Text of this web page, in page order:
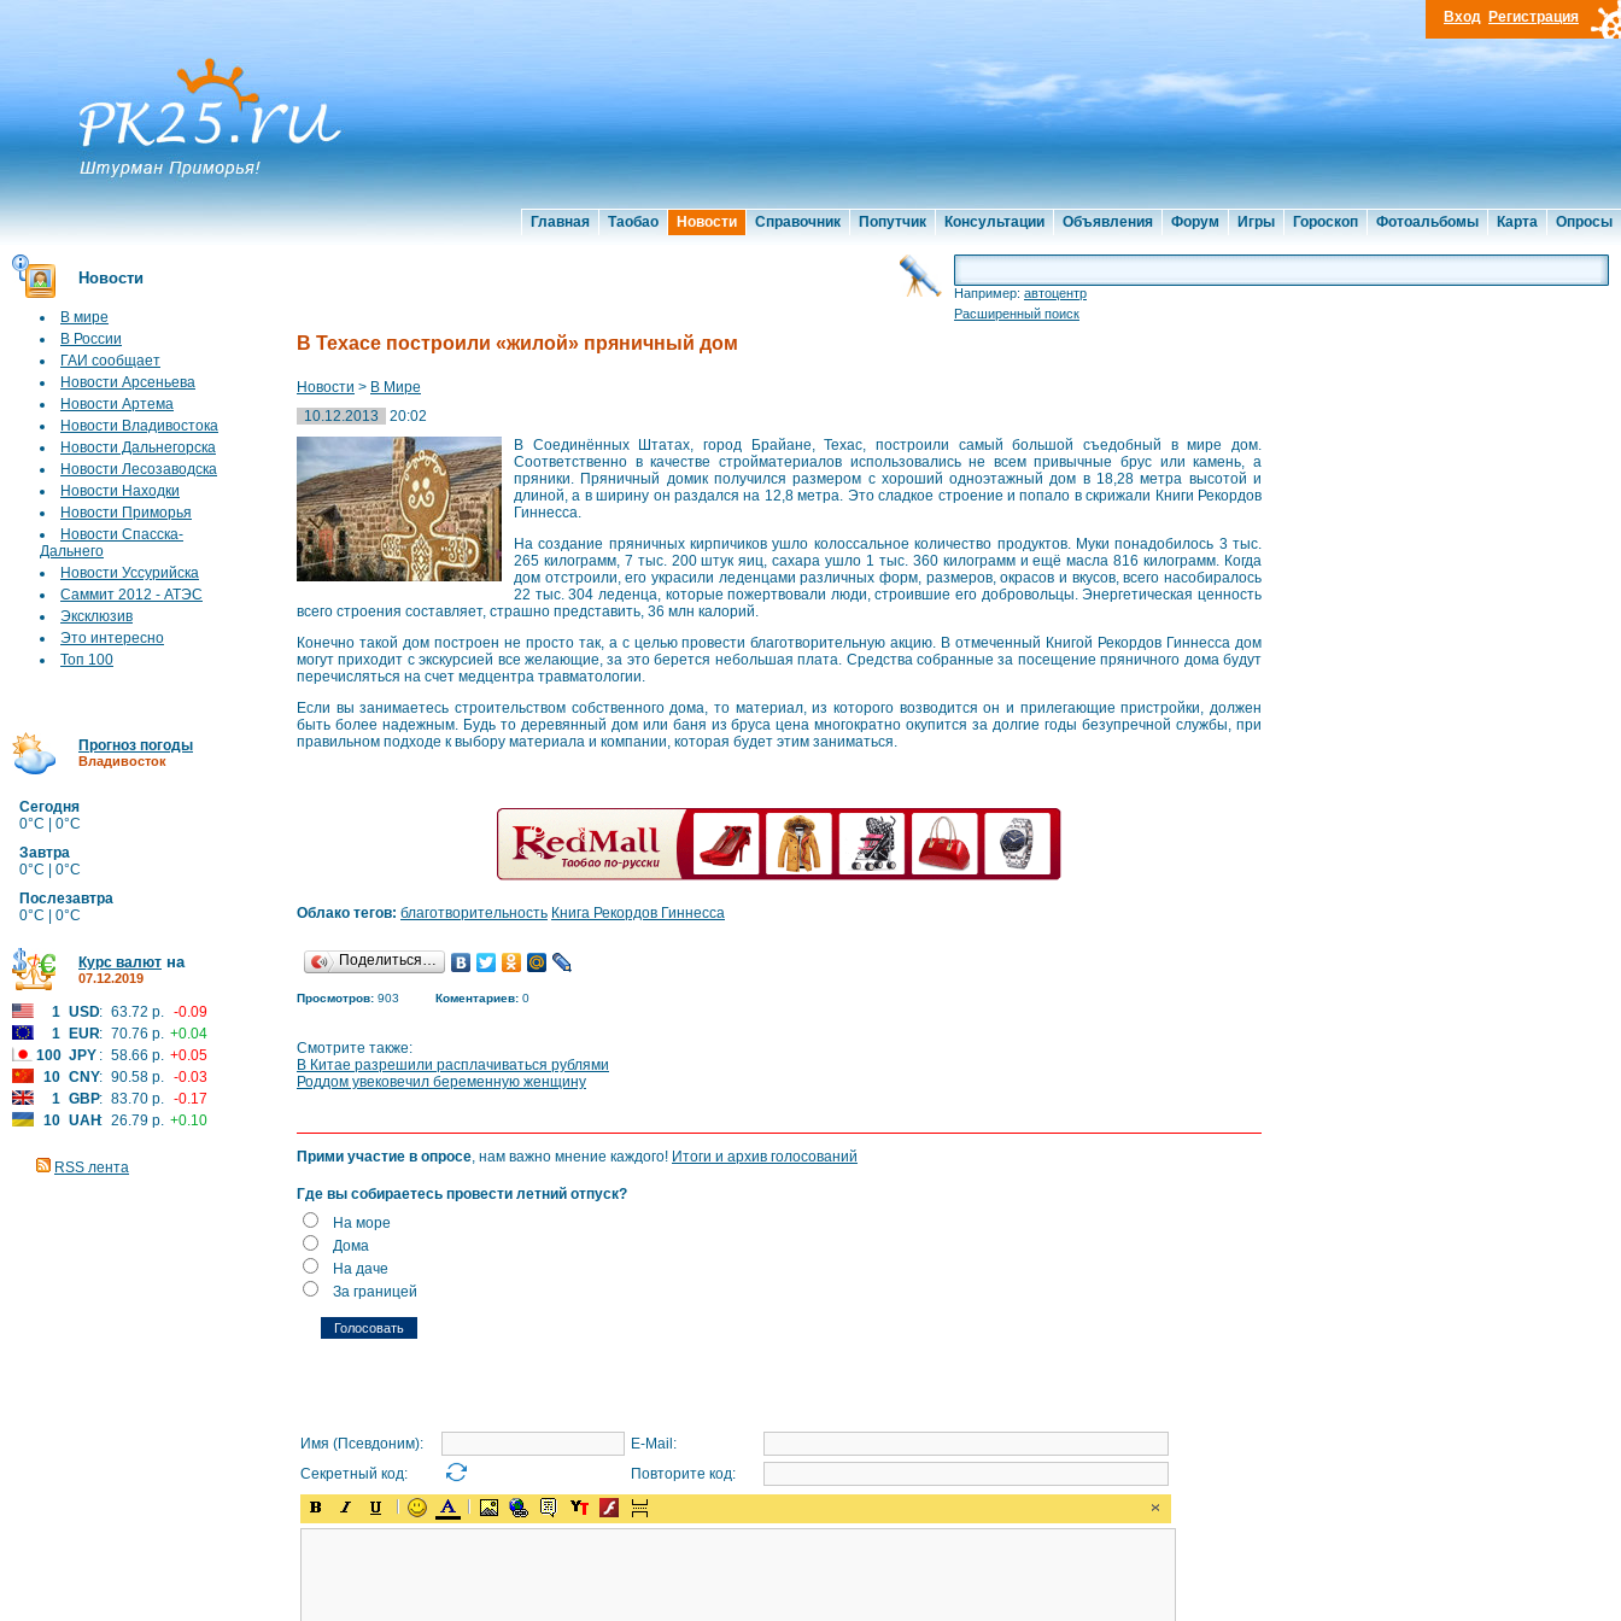
Главная Таобао Новости Справочник Попутчик Консультации Объявления Форум Игры Гороскоп Фотоальбомы Карта Опросы
Вход Регистрация
Новости
В мире
В России
ГАИ сообщает
Новости Арсеньева
Новости Артема
Новости Владивостока
Новости Дальнегорска
Новости Лесозаводска
Новости Находки
Новости Приморья
Новости Спасска-
Дальнего
Новости Уссурийска
Саммит 2012 - АТЭС
Эксклюзив
Это интересно
Топ 100
Прогноз погоды
Владивосток
Сегодня
0°C | 0°C
Завтра
0°C | 0°C
Послезавтра
0°C | 0°C
Курс валют на
07.12.2019
1 USD: 63.72 р. -0.09
1
EUR: 70.76 р. +0.04
100 JPY : 58.66 р. +0.05
10 CNY: 90.58 р. -0.03
1 GBP: 83.70 р. -0.17
10 UAH: 26.79 р. +0.10
RSS лента
Например: автоцентр
Расширенный поиск
В Техасе построили «жилой» пряничный дом
Новости > В Мире
10.12.2013
20:02
В Соединённых Штатах, город Брайане, Техас, построили самый большой съедобный в мире дом.
Соответственно в качестве стройматериалов использовались не всем привычные брус или камень, а
пряники. Пряничный домик получился размером с хороший одноэтажный дом в 18,28 метра высотой и
длиной, а в ширину он раздался на 12,8 метра. Это сладкое строение и попало в скрижали Книги Рекордов
Гиннесса.
На создание пряничных кирпичиков ушло колоссальное количество продуктов. Муки понадобилось 3 тыс.
265 килограмм, 7 тыс. 200 штук яиц, сахара ушло 1 тыс. 360 килограмм и ещё масла 816 килограмм. Когда
дом отстроили, его украсили леденцами различных форм, размеров, окрасов и вкусов, всего насобиралось
22 тыс. 304 леденца, которые пожертвовали люди, строившие его добровольцы. Энергетическая ценность
всего строения составляет, страшно представить, 36 млн калорий.
Конечно такой дом построен не просто так, а с целью провести благотворительную акцию. В отмеченный Книгой Рекордов Гиннесса дом
могут приходит с экскурсией все желающие, за это берется небольшая плата. Средства собранные за посещение пряничного дома будут
перечисляться на счет медцентра травматологии.
Если вы занимаетесь строительством собственного дома, то материал, из которого возводится он и прилегающие пристройки, должен
быть более надежным. Будь то деревянный дом или баня из бруса цена многократно окупится за долгие годы безупречной службы, при
правильном подходе к выбору материала и компании, которая будет этим заниматься.
Облако тегов: благотворительность Книга Рекордов Гиннесса
Поделиться…
Просмотров: 903 Коментариев: 0
Смотрите также:
В Китае разрешили расплачиваться рублями
Роддом увековечил беременную женщину
Прими участие в опросе, нам важно мнение каждого! Итоги и архив голосований
Где вы собираетесь провести летний отпуск?
На море
Дома
На даче
За границей
Имя (Псевдоним):
E-Mail:
Секретный код:
Повторите код: